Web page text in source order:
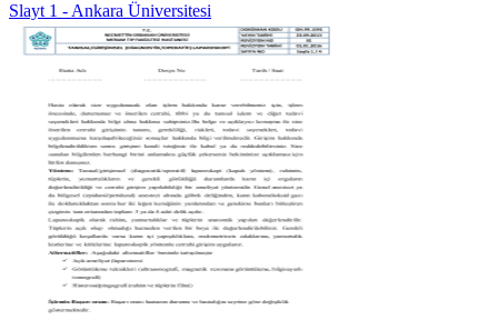
Slayt 1 - Ankara Üniversitesi